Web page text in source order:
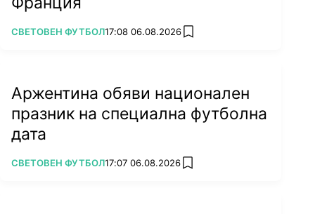
ПОВЕЧЕ ОТ
СВЕТОВЕН ФУТБОЛ17:08 06.08.2026 add favorites
Аржентина обяви национален
празник на специална футболна
дата
ПОВЕЧЕ ОТ
СВЕТОВЕН ФУТБОЛ17:07 06.08.2026 add favorites